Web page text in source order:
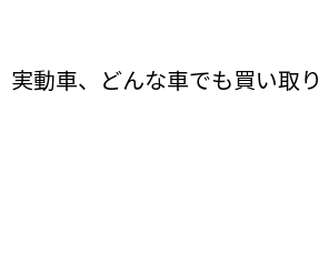
実動車、どんな車でも買い取